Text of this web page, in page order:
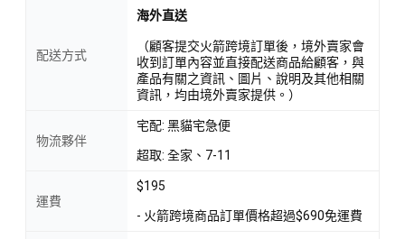
配送方式
海外直送
（顧客提交火箭跨境訂單後，境外賣家會
收到訂單內容並直接配送商品給顧客，與
產品有關之資訊、圖片、說明及其他相關
資訊，均由境外賣家提供。）
物流夥伴
宅配: 黑貓宅急便
超取: 全家、7-11
運費
$195
- 火箭跨境商品訂單價格超過$690免運費